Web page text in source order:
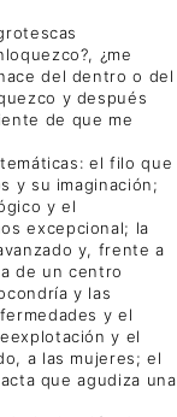
¿me
del dentro o del
y después
de que me
el filo que
y su imaginación;
y el
excepcional; la
y, frente a
de un centro
y las
y el
y el
a las mujeres; el
que agudiza una